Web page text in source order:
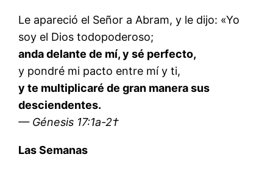
Le apareció el Señor a Abram, y le dijo: «Yo
soy el Dios todopoderoso;
anda delante de mí, y sé perfecto,
y pondré mi pacto entre mí y ti,
y te multiplicaré de gran manera sus
desciendentes.
— Génesis 17:1a-2†
Las Semanas